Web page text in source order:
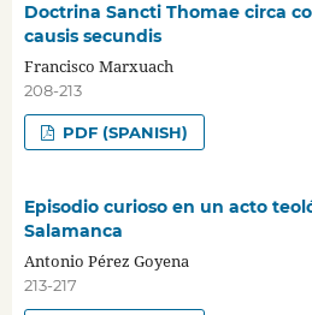
Doctrina Sancti Thomae circa
causis secundis
Francisco Marxuach
208-213
PDF (SPANISH)
Episodio curioso en un acto
Salamanca
Antonio Pérez Goyena
213-217